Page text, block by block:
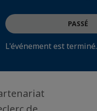
PASSÉ
L'événement est terminé.